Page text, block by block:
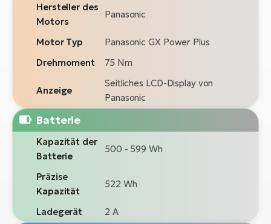
Hersteller des
Motors
Panasonic
Motor Typ
Panasonic GX Power Plus
Drehmoment
75 Nm
Anzeige
Seitliches LCD-Display von
Panasonic
Batterie
Kapazität der
Batterie
500 - 599 Wh
Präzise
Kapazität
522 Wh
Ladegerät 2 A